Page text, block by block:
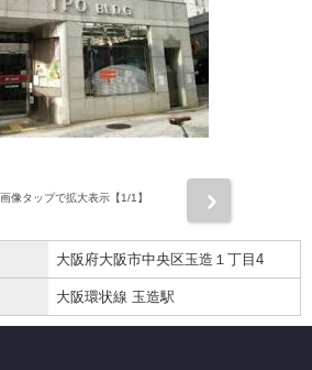
画像タップで拡大表示【1/1】
大阪府大阪市中央区玉造１丁目4
大阪環状線 玉造駅